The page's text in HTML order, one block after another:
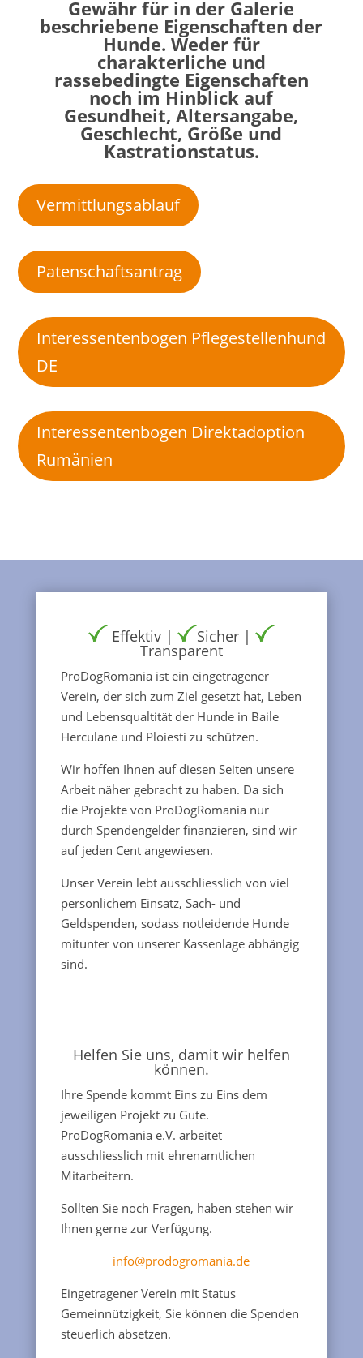
Gewähr für in der Galerie
beschriebene Eigenschaften der
Hunde. Weder für
charakterliche und
rassebedingte Eigenschaften
noch im Hinblick auf
Gesundheit, Altersangabe,
Geschlecht, Größe und
Kastrationstatus.
Vermittlungsablauf
Patenschaftsantrag
Interessentenbogen Pflegestellenhund
DE
Interessentenbogen Direktadoption
Rumänien
Effektiv | Sicher |
Transparent
ProDogRomania ist ein eingetragener
Verein, der sich zum Ziel gesetzt hat, Leben
und Lebensqualtität der Hunde in Baile
Herculane und Ploiesti zu schützen.
Wir hoffen Ihnen auf diesen Seiten unsere
Arbeit näher gebracht zu haben. Da sich
die Projekte von ProDogRomania nur
durch Spendengelder finanzieren, sind wir
auf jeden Cent angewiesen.
Unser Verein lebt ausschliesslich von viel
persönlichem Einsatz, Sach- und
Geldspenden, sodass notleidende Hunde
mitunter von unserer Kassenlage abhängig
sind.
Helfen Sie uns, damit wir helfen
können.
Ihre Spende kommt Eins zu Eins dem
jeweiligen Projekt zu Gute.
ProDogRomania e.V. arbeitet
ausschliesslich mit ehrenamtlichen
Mitarbeitern.
Sollten Sie noch Fragen, haben stehen wir
Ihnen gerne zur Verfügung.
info@prodogromania.de
Eingetragener Verein mit Status
Gemeinnützigkeit, Sie können die Spenden
steuerlich absetzen.